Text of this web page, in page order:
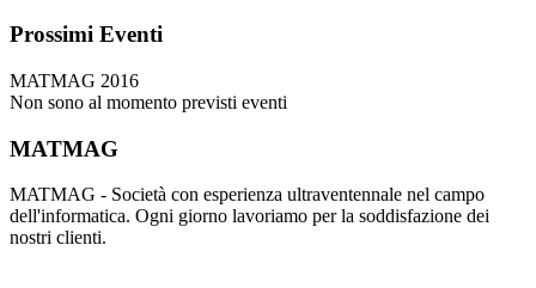
Prossimi Eventi
MATMAG 2016
Non sono al momento previsti eventi
MATMAG
MATMAG - Società con esperienza ultraventennale nel campo
dell'informatica. Ogni giorno lavoriamo per la soddisfazione dei
nostri clienti.